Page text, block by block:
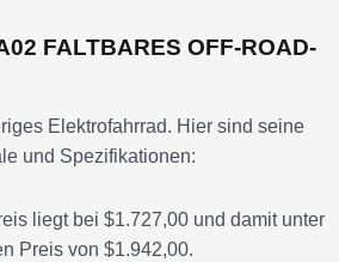
FALTBARES OFF-ROAD-
Elektrofahrrad. Hier sind seine
und Spezifikationen:
liegt bei $1.727,00 und damit unter
Preis von $1.942,00.